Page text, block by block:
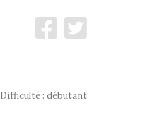
Difficulté : débutant